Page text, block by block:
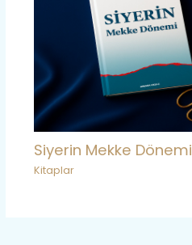
Siyerin Mekke Dönemi
Kitaplar